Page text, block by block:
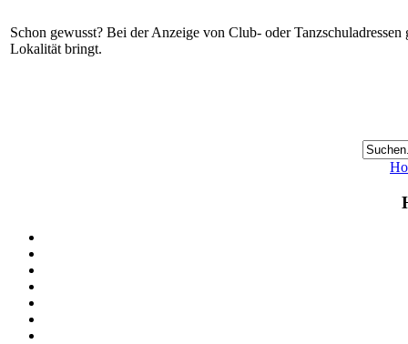
Schon gewusst? Bei der Anzeige von Club- oder
Lokalität bringt.